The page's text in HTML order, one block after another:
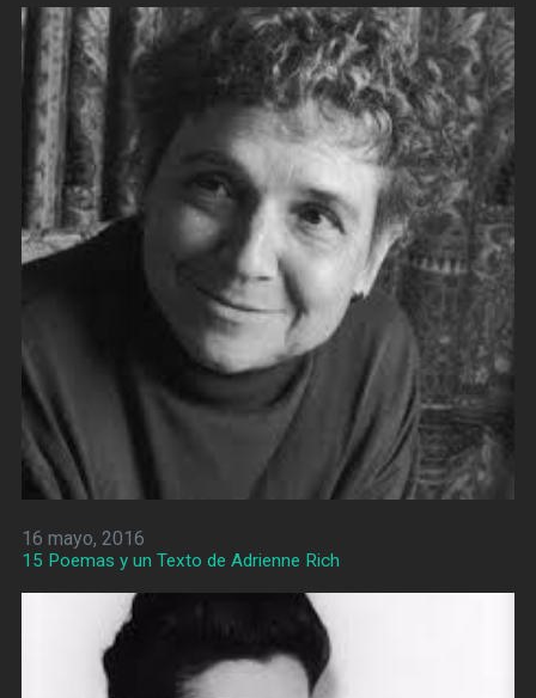
16 mayo, 2016
15 Poemas y un Texto de Adrienne Rich